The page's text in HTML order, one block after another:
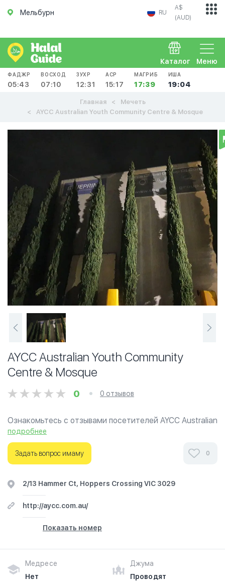
Мельбурн RU
A$
(AUD)
Меню
Каталог
ФАДЖР
05:43
ВОСХОД
07:10
ЗУХР
12:31
АСР
15:17
МАГРИБ
17:39
ИША
19:04
Главная
Мечеть
AYCC Australian Youth Community Centre & Mosque
AYCC Australian Youth Community
Centre & Mosque
0 0 отзывов
Ознакомьтесь с отзывами посетителей AYCC Australian
Youth Community Centre & Mosque в г.Мельбурн на
фотографиях и узнайте о часах работы. Ваше духовное
путешествие начинается здесь.
подробнее
Задать вопрос имаму 0
2/13 Hammer Ct, Hoppers Crossing VIC 3029
http://aycc.com.au/
Показать номер
Медресе
Нет
Джума
Проводят